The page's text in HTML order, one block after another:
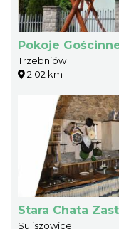
Pokoje
Trzebniów
2.02 km
Stara Chata
Suliszowice